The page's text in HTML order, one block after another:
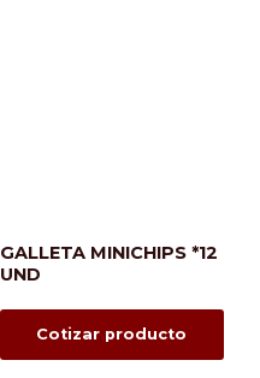
GALLETA MINICHIPS *12
UND
Cotizar producto